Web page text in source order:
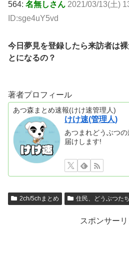
564: 名無しさん 2021/03/13(土)
ID:sge4uY5vd
今日夢見を登録したら来訪者は
とになるの？
著者プロフィール
あつ森まとめ速報(けけ速管理人)
けけ速(管理人)
あつまれどうぶつ
届けします!
2ch/5chまとめ 住民、どうぶつたち
スポンサーリ